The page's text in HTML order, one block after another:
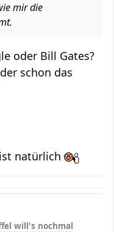
mir die
oder Bill Gates?
schon das
natürlich
will's nochmal